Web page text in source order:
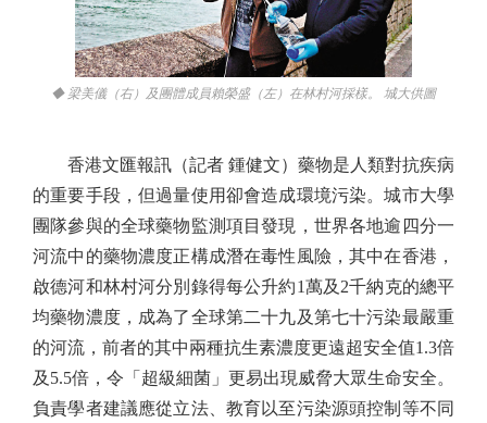
◆ 梁美儀（右）及團體成員賴榮盛（左）在林村河採樣。 城大供圖
香港文匯報訊（記者 鍾健文）藥物是人類對抗疾病
的重要手段，但過量使用卻會造成環境污染。城市大學
團隊參與的全球藥物監測項目發現，世界各地逾四分一
河流中的藥物濃度正構成潛在毒性風險，其中在香港，
啟德河和林村河分別錄得每公升約1萬及2千納克的總平
均藥物濃度，成為了全球第二十九及第七十污染最嚴重
的河流，前者的其中兩種抗生素濃度更遠超安全值1.3倍
及5.5倍，令「超級細菌」更易出現威脅大眾生命安全。
負責學者建議應從立法、教育以至污染源頭控制等不同